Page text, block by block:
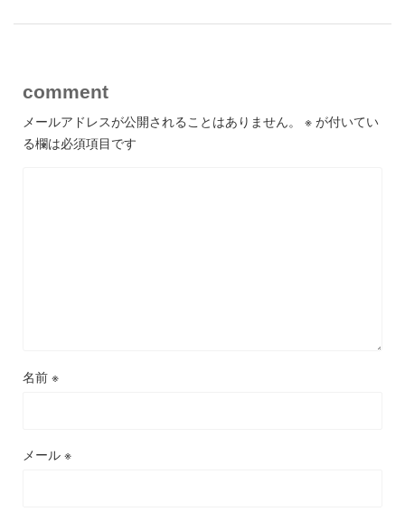
comment
メールアドレスが公開されることはありません。 ※ が付いてい
る欄は必須項目です
名前 ※
メール ※